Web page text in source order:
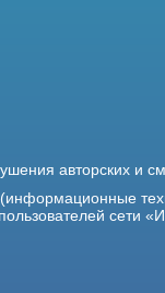
авторских и
сети